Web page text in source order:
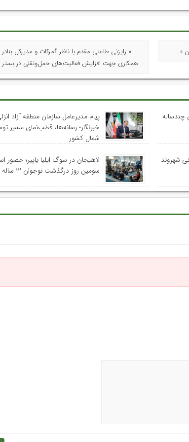
»
« رایزنی طاعتی مقدم با ناظر گمرکات و مدیرکل
همکاری جهت افزایش فعالیت‌های حمل‌ونقلی در بستر
پیام مدیرعامل سازمان منطقه آزاد
خبرنگار؛ رسانه‌ها، قطب‌نمای مسیر
شمال کشور
شهروند
لاهیجان در سوگ ایلیا یاپیر؛ حضور
سومین روز درگذشت نوجوان ۱۲ ساله و نخبه ریاضی استان